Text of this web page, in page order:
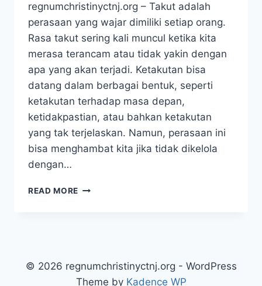
regnumchristinyctnj.org – Takut adalah
perasaan yang wajar dimiliki setiap orang.
Rasa takut sering kali muncul ketika kita
merasa terancam atau tidak yakin dengan
apa yang akan terjadi. Ketakutan bisa
datang dalam berbagai bentuk, seperti
ketakutan terhadap masa depan,
ketidakpastian, atau bahkan ketakutan
yang tak terjelaskan. Namun, perasaan ini
bisa menghambat kita jika tidak dikelola
dengan…
READ MORE MENGHADAPI
KETENANGAN
DAN
© 2026 regnumchristinyctnj.org - WordPress
Theme by Kadence WP